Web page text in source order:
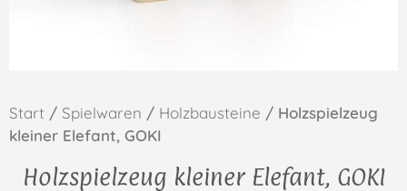
Start / Spielwaren / Holzbausteine / Holzspielzeug
kleiner Elefant, GOKI
Holzspielzeug kleiner Elefant, GOKI